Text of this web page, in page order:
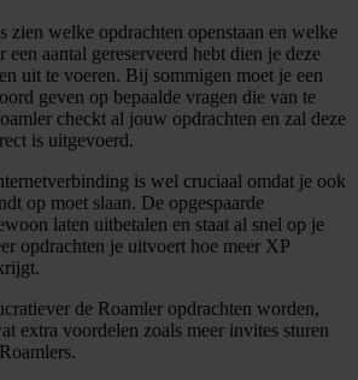
zien welke opdrachten openstaan en welke
aantal gereserveerd hebt dien je deze
uit te voeren. Bij sommigen moet je een
geven op bepaalde vragen die van te
checkt al jouw opdrachten en zal deze
is uitgevoerd.
is wel cruciaal omdat je ook
op moet slaan. De opgespaarde
laten uitbetalen en staat al snel op je
opdrachten je uitvoert hoe meer XP
de Roamler opdrachten worden,
extra voordelen zoals meer invites sturen